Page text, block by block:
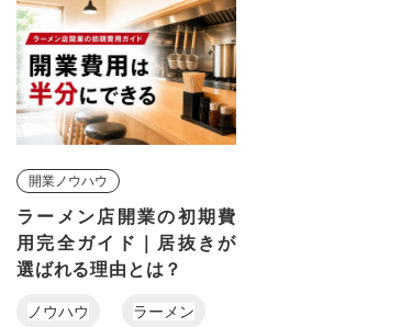
開業ノウハウ
ラーメン店開業の初期費
用完全ガイド｜居抜きが
選ばれる理由とは？
ノウハウ ラーメン